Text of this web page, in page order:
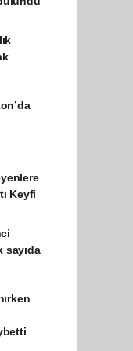
Keyfi
sayıda